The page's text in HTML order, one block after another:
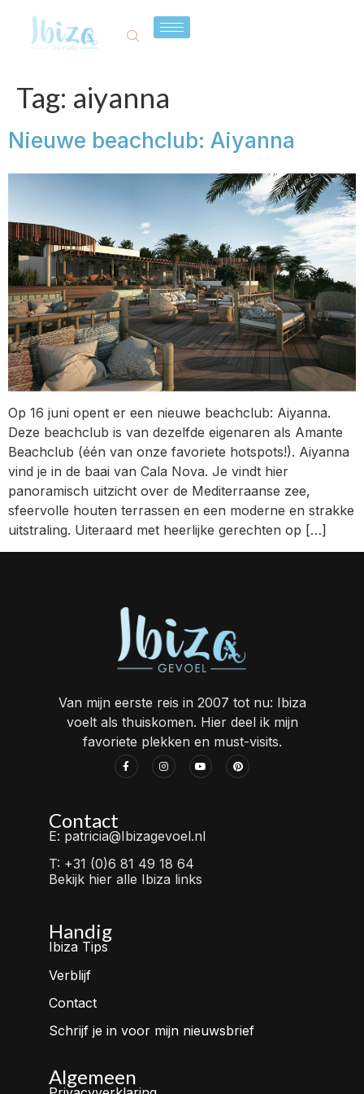
Tag: aiyanna
Nieuwe beachclub: Aiyanna
Op 16 juni opent er een nieuwe beachclub: Aiyanna.
Deze beachclub is van dezelfde eigenaren als Amante
Beachclub (één van onze favoriete hotspots!). Aiyanna
vind je in de baai van Cala Nova. Je vindt hier
panoramisch uitzicht over de Mediterraanse zee,
sfeervolle houten terrassen en een moderne en strakke
uitstraling. Uiteraard met heerlijke gerechten op […]
Van mijn eerste reis in 2007 tot nu: Ibiza
voelt als thuiskomen. Hier deel ik mijn
favoriete plekken en must-visits.
Contact
E: patricia@Ibizagevoel.nl
T: +31 (0)6 81 49 18 64
Bekijk hier alle Ibiza links
Handig
Ibiza Tips
Verblijf
Contact
Schrijf je in voor mijn nieuwsbrief
Algemeen